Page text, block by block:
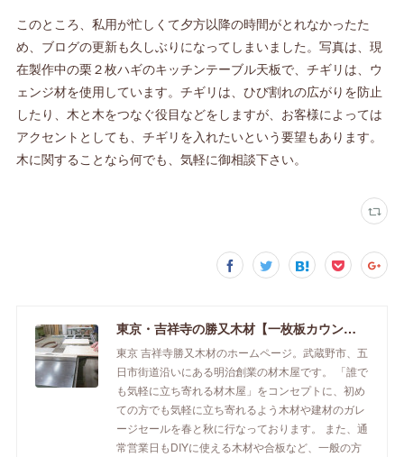
このところ、私用が忙しくて夕方以降の時間がとれなかったた
め、ブログの更新も久しぶりになってしまいました。写真は、現
在製作中の栗２枚ハギのキッチンテーブル天板で、チギリは、ウ
ェンジ材を使用しています。チギリは、ひび割れの広がりを防止
したり、木と木をつなぐ役目などをしますが、お客様によっては
アクセントとしても、チギリを入れたいという要望もあります。
木に関することなら何でも、気軽に御相談下さい。
東京・吉祥寺の勝又木材【一枚板カウンター】
東京 吉祥寺勝又木材のホームページ。武蔵野市、五
日市街道沿いにある明治創業の材木屋です。 「誰で
も気軽に立ち寄れる材木屋」をコンセプトに、初め
ての方でも気軽に立ち寄れるよう木材や建材のガレ
ージセールを春と秋に行なっております。 また、通
常営業日もDIYに使える木材や合板など、一般の方